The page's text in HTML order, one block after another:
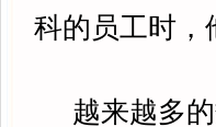
科的员工时，
越来越多的